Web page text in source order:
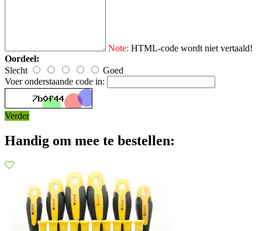
Note: HTML-code wordt niet vertaald!
Oordeel:
Slecht
Goed
Voer onderstaande code in:
Verder
Handig om mee te bestellen: